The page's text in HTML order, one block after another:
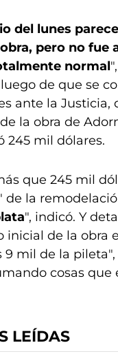
del lunes
pero no fue
normal
de que se
ante la Justicia,
la obra de
245 mil dólares.
que 245 mil
de la
", indicó. Y
inicial de la obra
9 mil de la
cosas que
LEÍDAS